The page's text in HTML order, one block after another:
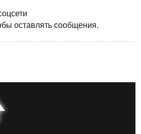
оставлять сообщения.